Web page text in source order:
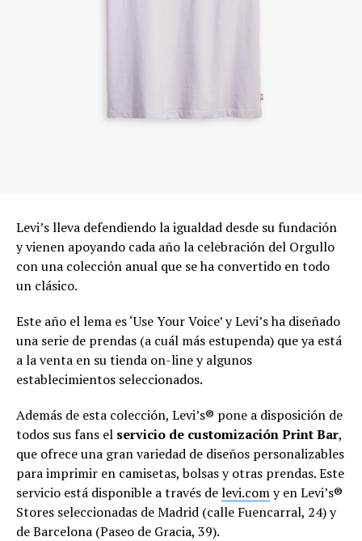
Levi’s lleva defendiendo la igualdad desde su fundación
y vienen apoyando cada año la celebración del Orgullo
con una colección anual que se ha convertido en todo
un clásico.
Este año el lema es ‘Use Your Voice’ y Levi’s ha diseñado
una serie de prendas (a cuál más estupenda) que ya está
a la venta en su tienda on-line y algunos
establecimientos seleccionados.
Además de esta colección, Levi’s® pone a disposición de
todos sus fans el servicio de customización Print Bar,
que ofrece una gran variedad de diseños personalizables
para imprimir en camisetas, bolsas y otras prendas. Este
servicio está disponible a través delevi.comy en Levi’s®
Stores seleccionadas de Madrid (calle Fuencarral, 24) y
de Barcelona (Paseo de Gracia, 39).